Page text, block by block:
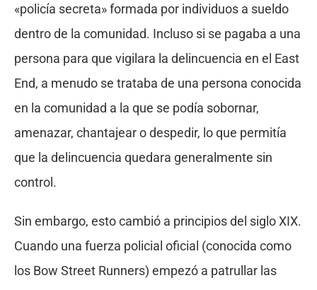
«policía secreta» formada por individuos a sueldo
dentro de la comunidad. Incluso si se pagaba a una
persona para que vigilara la delincuencia en el East
End, a menudo se trataba de una persona conocida
en la comunidad a la que se podía sobornar,
amenazar, chantajear o despedir, lo que permitía
que la delincuencia quedara generalmente sin
control.
Sin embargo, esto cambió a principios del siglo XIX.
Cuando una fuerza policial oficial (conocida como
los Bow Street Runners) empezó a patrullar las